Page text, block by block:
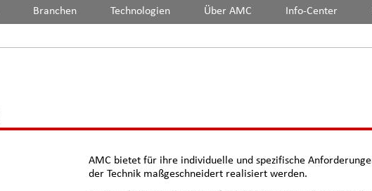
Branchen Technologien Über AMC Info-Center
AMC bietet für ihre individuelle und spezifische
der Technik maßgeschneidert realisiert werden.